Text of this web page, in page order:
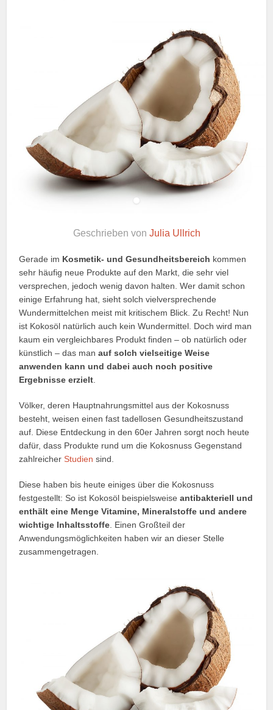
Geschrieben von Julia Ullrich
Gerade im Kosmetik- und Gesundheitsbereich kommen
sehr häufig neue Produkte auf den Markt, die sehr viel
versprechen, jedoch wenig davon halten. Wer damit schon
einige Erfahrung hat, sieht solch vielversprechende
Wundermittelchen meist mit kritischem Blick. Zu Recht! Nun
ist Kokosöl natürlich auch kein Wundermittel. Doch wird man
kaum ein vergleichbares Produkt finden – ob natürlich oder
künstlich – das manauf solch vielseitige Weise
anwenden kann und dabei auch noch positive
Ergebnisse erzielt
Völker, deren Hauptnahrungsmittel aus der Kokosnuss
besteht, weisen einen fast tadellosen Gesundheitszustand
auf. Diese Entdeckung in den 60er Jahren sorgt noch heute
dafür, dass Produkte rund um die Kokosnuss Gegenstand
zahlreicherStudien sind.
Diese haben bis heute einiges über die Kokosnuss
festgestellt: So ist Kokosöl beispielsweiseantibakteriell und
enthält eine Menge Vitamine, Mineralstoffe und andere
wichtige Inhaltsstoffe . Einen Großteil der
Anwendungsmöglichkeiten haben wir an dieser Stelle
zusammengetragen.